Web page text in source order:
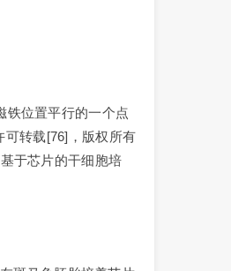
铁位置平行的一个点
可转载[76]，版权所有
于芯片的干细胞培